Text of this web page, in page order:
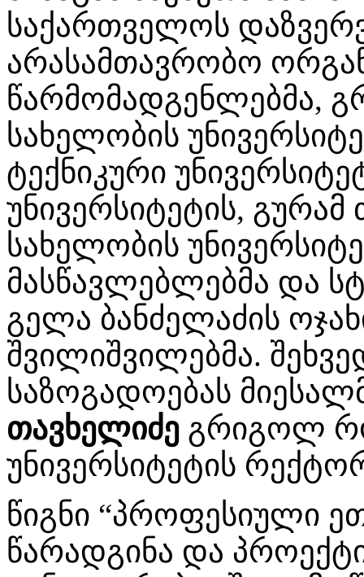
საქართველოს
არასამთავრობო
წარმომადგენლებმა,
სახელობის
ტექნიკური
უნივერსიტეტის,
სახელობის
მასწავლებლებმა და
გელა ბანძელაძის
შვილიშვილებმა.
საზოგადოებას
თავხელიძე გრიგოლ
უნივერსიტეტის
წიგნი “პროფესიული
წარადგინა და